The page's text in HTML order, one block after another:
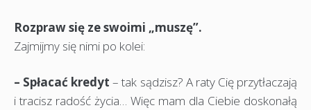
Rozpraw się ze swoimi „muszę”.
Zajmijmy się nimi po kolei:
– Spłacać kredyt – tak sądzisz? A raty Cię przytłaczają
i tracisz radość życia… Więc mam dla Ciebie doskonałą